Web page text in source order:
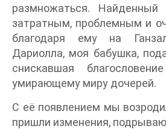
размножаться. Найденный
затратным, проблемным и
благодаря ему на
Дариолла, моя бабушка,
снискавшая
умирающему миру дочерей.
С её появлением мы
пришли изменения,